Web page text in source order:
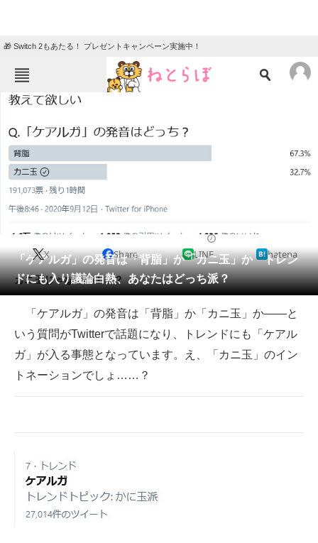
🎁 Switch 2もあたる！ プレゼントキャンペーン実施中！
ねとらぼメニュー
エンタメ クイズ
グルメ
会員記事
メディア
注目記事を集めた総合ページ
ITの今と未来を見通す
スマホと通信の最新トレンド
ビジネスと働き方のヒント
AI活用のいまが分かる
「ケアルガ」の発音は「背脂」か「カニ玉」か トレン
ドにも入り議論白熱、あなたはどっち派？
X Share LINE hatena
カニ玉じゃないの！？？
「ケアルガ」の発音は「背脂」か「カニ玉」か――と
いう質問がTwitterで話題になり、トレンドにも「ケアル
ガ」が入る事態となっています。え、「カニ玉」のイン
トネーションでしょ……？